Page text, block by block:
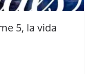
5, la vida